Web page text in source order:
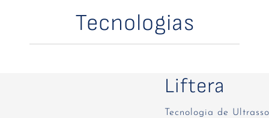
Tecnologias
Liftera
Tecnologia de